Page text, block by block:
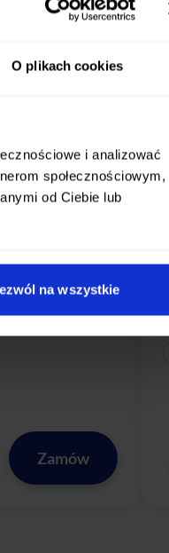
O plikach cookies
i analizować
społecznościowym,
od Ciebie lub
na wszystkie
Twoich zasadach
dziennie
Zamów